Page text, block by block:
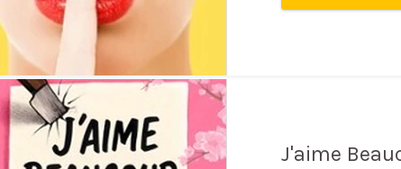
J'aime